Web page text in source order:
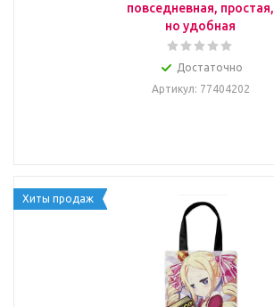
повседневная, простая,
но удобная
Достаточно
Артикул: 77404202
Хиты продаж